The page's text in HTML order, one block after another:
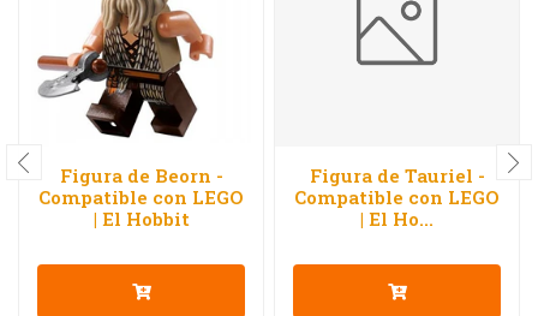
Figura de Beorn -
Compatible con LEGO
| El Hobbit
Figura de Tauriel -
Compatible con LEGO
| El Ho...